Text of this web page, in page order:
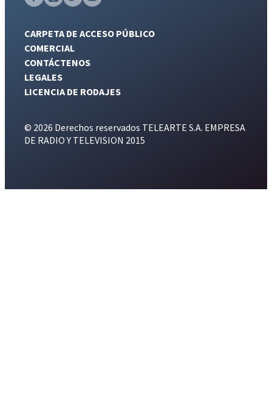
CARPETA DE ACCESO PÚBLICO
COMERCIAL
CONTÁCTENOS
LEGALES
LICENCIA DE RODAJES
© 2026 Derechos reservados TELEARTE S.A. EMPRESA
DE RADIO Y TELEVISION 2015